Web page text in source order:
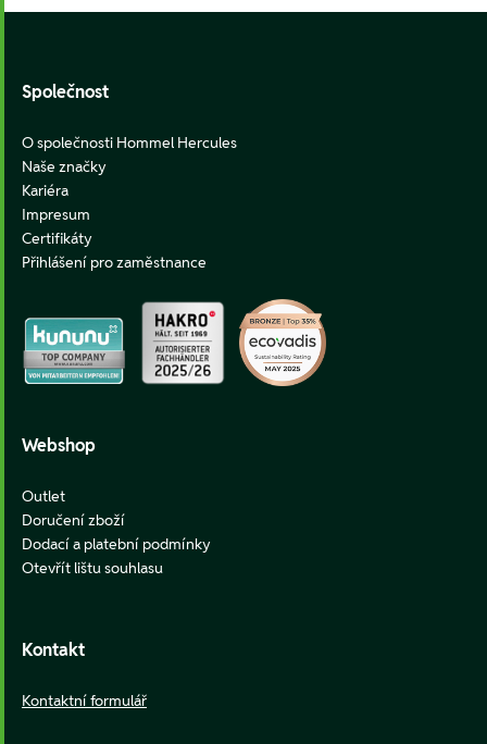
Společnost
O společnosti Hommel Hercules
Naše značky
Kariéra
Impresum
Certifikáty
Přihlášení pro zaměstnance
Webshop
Outlet
Doručení zboží
Dodací a platební podmínky
Otevřít lištu souhlasu
Kontakt
Kontaktní formulář